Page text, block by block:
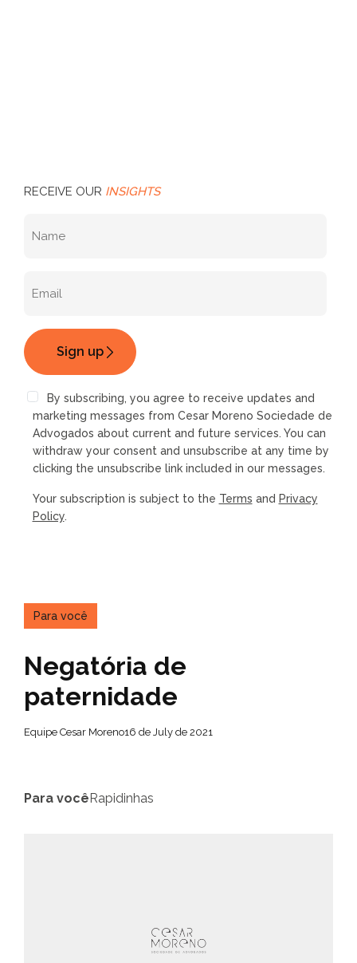
RECEIVE OUR INSIGHTS
By subscribing, you agree to receive updates and
marketing messages from Cesar Moreno Sociedade de
Advogados about current and future services. You can
withdraw your consent and unsubscribe at any time by
clicking the unsubscribe link included in our messages.
Your subscription is subject to the Terms and Privacy
Policy.
Para você
Negatória de
paternidade
Equipe Cesar Moreno16 de July de 2021
Para vocêRapidinhas